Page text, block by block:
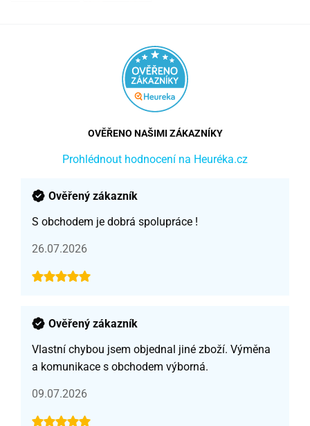
OVĚŘENO NAŠIMI ZÁKAZNÍKY
Prohlédnout hodnocení na Heuréka.cz
Ověřený zákazník
S obchodem je dobrá spolupráce !
26.07.2026
Ověřený zákazník
Vlastní chybou jsem objednal jiné zboží. Výměna
a komunikace s obchodem výborná.
09.07.2026